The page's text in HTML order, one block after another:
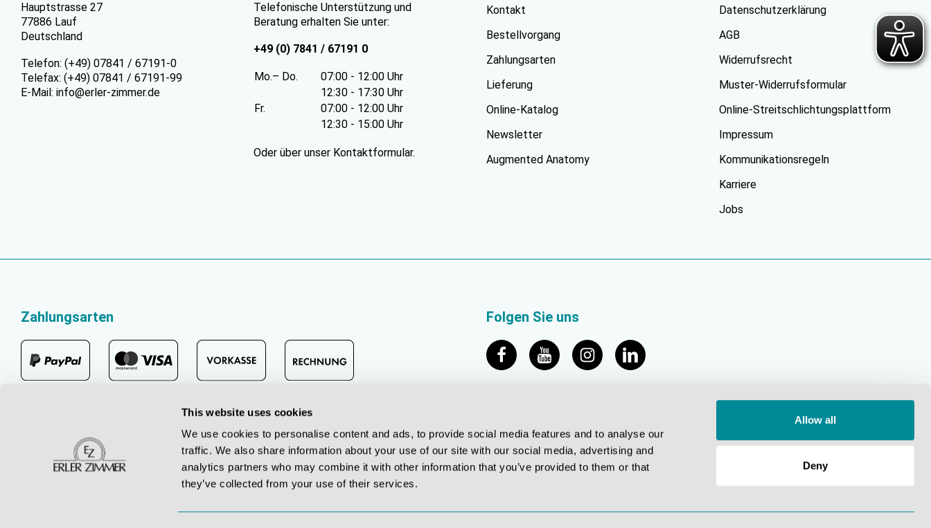
This website uses cookies
We use cookies to personalise content and ads, to provide social media features and to analyse our
traffic. We also share information about your use of our site with our social media, advertising and
analytics partners who may combine it with other information that you’ve provided to them or that
they’ve collected from your use of their services.
Allow all
Deny
Hauptstrasse 27
77886 Lauf
Deutschland
Telefon: (+49) 07841 / 67191-0
Telefax: (+49) 07841 / 67191-99
E-Mail: info@erler-zimmer.de
Telefonische Unterstützung und
Beratung erhalten Sie unter:
+49 (0) 7841 / 67191 0
Mo.– Do.
07:00 - 12:00 Uhr
12:30 - 17:30 Uhr
Fr.
07:00 - 12:00 Uhr
12:30 - 15:00 Uhr
Oder über unser Kontaktformular.
Kontakt
Bestellvorgang
Zahlungsarten
Lieferung
Online-Katalog
Newsletter
Augmented Anatomy
Datenschutzerklärung
AGB
Widerrufsrecht
Muster-Widerrufsformular
Online-Streitschlichtungsplattform
Impressum
Kommunikationsregeln
Karriere
Jobs
Zahlungsarten Folgen Sie uns